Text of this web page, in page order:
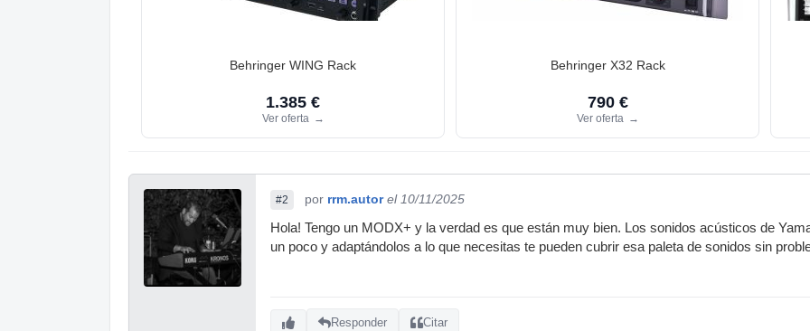
Behringer WING Rack
1.385 €
Ver oferta →
Behringer X32 Rack
790 €
Ver oferta →
#2 por rrm.autor el 10/11/2025
Hola! Tengo un MODX+ y la verdad es que están muy bien. Los sonidos acústicos de
un poco y adaptándolos a lo que necesitas te pueden cubrir esa paleta de sonidos sin
Responder Citar